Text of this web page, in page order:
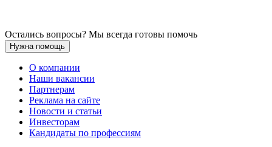
Остались вопросы? Мы всегда готовы помочь
Нужна помощь
О компании
Наши вакансии
Партнерам
Реклама на сайте
Новости и статьи
Инвесторам
Кандидаты по профессиям